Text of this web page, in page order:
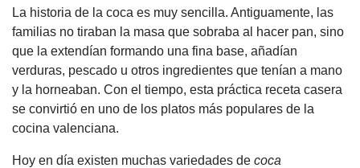
La historia de la coca es muy sencilla. Antiguamente, las
familias no tiraban la masa que sobraba al hacer pan, sino
que la extendían formando una fina base, añadían
verduras, pescado u otros ingredientes que tenían a mano
y la horneaban. Con el tiempo, esta práctica receta casera
se convirtió en uno de los platos más populares de la
cocina valenciana.
Hoy en día existen muchas variedades de coca